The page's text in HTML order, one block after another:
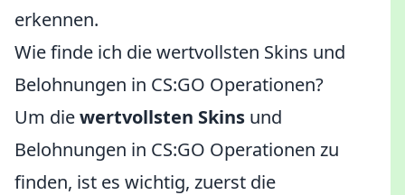
erkennen.
Wie finde ich die wertvollsten Skins und
Belohnungen in CS:GO Operationen?
Um diewertvollsten Skins und
Belohnungen in CS:GO Operationen zu
finden, ist es wichtig, zuerst die